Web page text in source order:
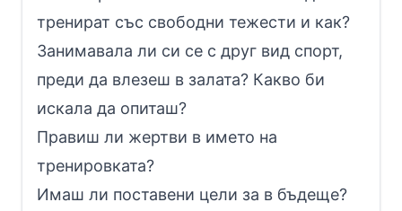
тренират със свободни тежести и как?
Занимавала ли си се с друг вид спорт,
преди да влезеш в залата? Какво би
искала да опиташ?
Правиш ли жертви в името на
тренировката?
Имаш ли поставени цели за в бъдеще?